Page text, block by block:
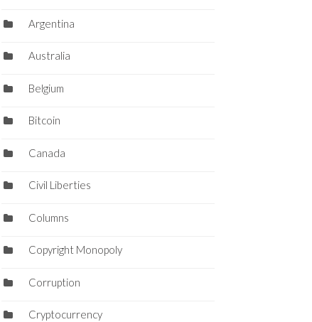
Argentina
Australia
Belgium
Bitcoin
Canada
Civil Liberties
Columns
Copyright Monopoly
Corruption
Cryptocurrency